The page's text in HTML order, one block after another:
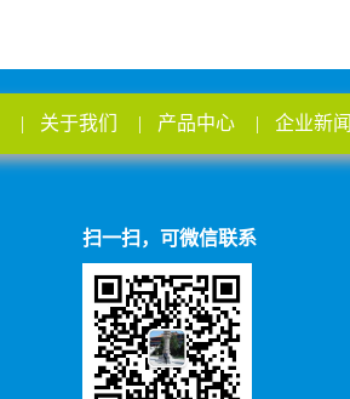
| 关于我们 | 产品中心 | 企业新闻
扫一扫，可微信联系